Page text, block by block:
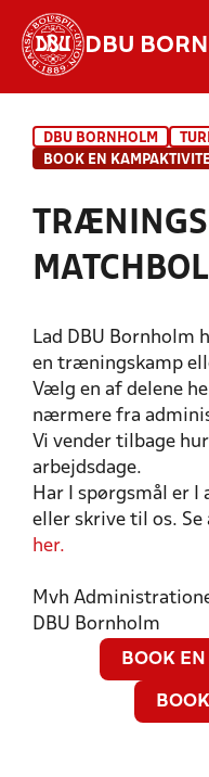
DBU
DBU BORNHOLM
BOOK EN
Lad DBU Bornholm
en træningskamp
Vælg en af delene
nærmere fra
Vi vender tilbage
arbejdsdage.
Har I spørgsmål er
eller skrive til os.
her.
Mvh
DBU Bornholm
BOOK